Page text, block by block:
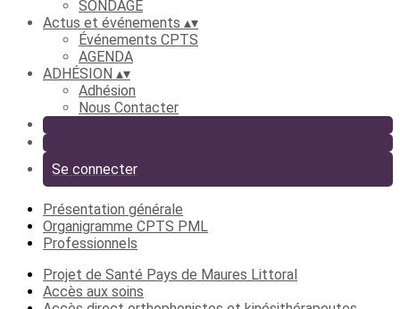
SONDAGE
Actus et événements ▴▾
Événements CPTS
AGENDA
ADHÉSION ▴▾
Adhésion
Nous Contacter
Se connecter
Présentation générale
Organigramme CPTS PML
Professionnels
Projet de Santé Pays de Maures Littoral
Accès aux soins